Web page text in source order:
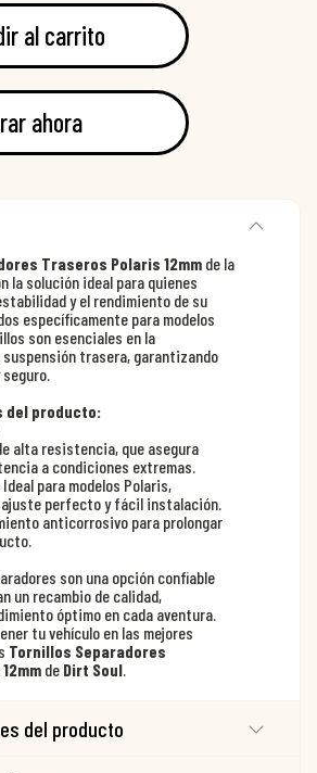
al carrito
ahora
Traseros Polaris 12mm de la
la solución ideal para quienes
y el rendimiento de su
específicamente para modelos
son esenciales en la
trasera, garantizando
del producto:
alta resistencia, que asegura
a condiciones extremas.
Ideal para modelos Polaris,
ajuste perfecto y fácil instalación.
anticorrosivo para prolongar
son una opción confiable
un recambio de calidad,
óptimo en cada aventura.
tu vehículo en las mejores
Tornillos Separadores
de Dirt Soul.
del producto